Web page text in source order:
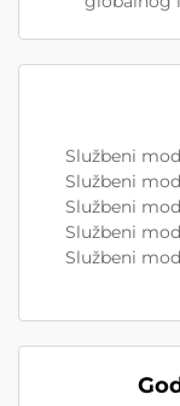
Službeni
Službeni
Službeni
Službeni
Službeni